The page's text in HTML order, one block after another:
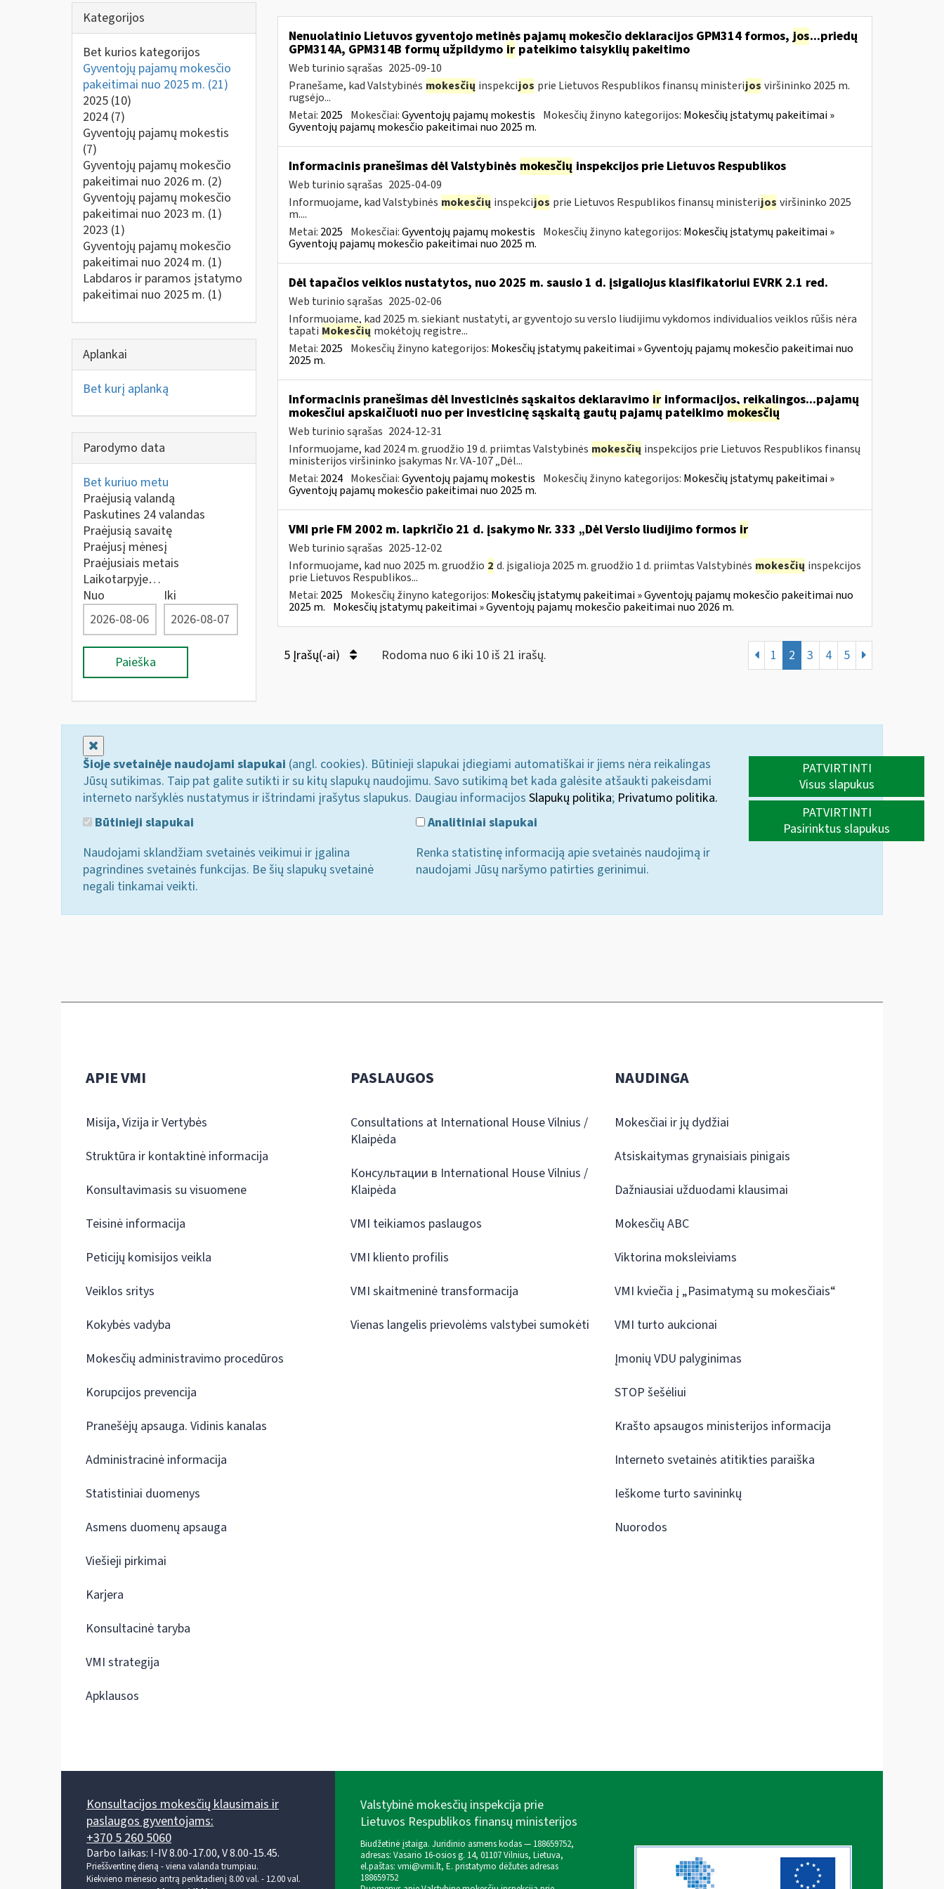
Kategorijos
Bet kurios kategorijos
Gyventojų pajamų mokesčio
pakeitimai nuo 2025 m. (21)
2025 (10)
2024 (7)
Gyventojų pajamų mokestis
(7)
Gyventojų pajamų mokesčio
pakeitimai nuo 2026 m. (2)
Gyventojų pajamų mokesčio
pakeitimai nuo 2023 m. (1)
2023 (1)
Gyventojų pajamų mokesčio
pakeitimai nuo 2024 m. (1)
Labdaros ir paramos įstatymo
pakeitimai nuo 2025 m. (1)
Aplankai
Bet kurį aplanką
Parodymo data
Bet kuriuo metu
Praėjusią valandą
Paskutines 24 valandas
Praėjusią savaitę
Praėjusį mėnesį
Praėjusiais metais
Laikotarpyje…
Nuo
Iki
Paieška
Nenuolatinio Lietuvos gyventojo metinės pajamų mokesčio deklaracijos GPM314 formos, jos...priedų
GPM314A, GPM314B formų užpildymo irpateikimo taisyklių pakeitimo
Web turinio sąrašas 2025-09-10
Pranešame, kad Valstybinės mokesčių inspekcijos prie Lietuvos Respublikos finansų ministerijos viršininko 2025 m.
rugsėjo...
Metai: 2025 Mokesčiai:Gyventojų pajamų mokestis Mokesčių žinyno kategorijos: Mokesčių įstatymų pakeitimai »
Gyventojų pajamų mokesčio pakeitimai nuo 2025 m.
Informacinis pranešimas dėl Valstybinės mokesčių inspekcijos prie Lietuvos Respublikos
Web turinio sąrašas 2025-04-09
Informuojame, kad Valstybinės mokesčių inspekcijos prie Lietuvos Respublikos finansų ministerijos viršininko 2025
m....
Metai: 2025 Mokesčiai:Gyventojų pajamų mokestis Mokesčių žinyno kategorijos: Mokesčių įstatymų pakeitimai »
Gyventojų pajamų mokesčio pakeitimai nuo 2025 m.
Dėl tapačios veiklos nustatytos, nuo 2025 m. sausio 1 d. įsigaliojus klasifikatoriui EVRK 2.1 red.
Web turinio sąrašas 2025-02-06
Informuojame, kad 2025 m. siekiant nustatyti, ar gyventojo su verslo liudijimu vykdomos individualios veiklos rūšis nėra
tapati Mokesčių mokėtojų registre...
Metai: 2025 Mokesčių žinyno kategorijos: Mokesčių įstatymų pakeitimai » Gyventojų pajamų mokesčio pakeitimai nuo
2025 m.
Informacinis pranešimas dėl Investicinės sąskaitos deklaravimo irinformacijos, reikalingos...pajamų
mokesčiui apskaičiuoti nuo per investicinę sąskaitą gautų pajamų pateikimo mokesčių
Web turinio sąrašas 2024-12-31
Informuojame, kad 2024 m. gruodžio 19 d. priimtas Valstybinės mokesčių inspekcijos prie Lietuvos Respublikos finansų
ministerijos viršininko įsakymas Nr. VA-107 „Dėl...
Metai: 2024 Mokesčiai:Gyventojų pajamų mokestis Mokesčių žinyno kategorijos: Mokesčių įstatymų pakeitimai »
Gyventojų pajamų mokesčio pakeitimai nuo 2025 m.
VMI prie FM 2002 m. lapkričio 21 d. įsakymo Nr. 333 „Dėl Verslo liudijimo formos ir
Web turinio sąrašas 2025-12-02
Informuojame, kad nuo 2025 m. gruodžio 2 d. įsigalioja 2025 m. gruodžio 1 d. priimtas Valstybinės mokesčių inspekcijos
prie Lietuvos Respublikos...
Metai: 2025 Mokesčių žinyno kategorijos: Mokesčių įstatymų pakeitimai » Gyventojų pajamų mokesčio pakeitimai nuo
2025 m. Mokesčių įstatymų pakeitimai » Gyventojų pajamų mokesčio pakeitimai nuo 2026 m.
5 Įrašų(-ai) Rodoma nuo 6 iki 10 iš 21 irašų. 1 2 3 4 5
Šioje svetainėje naudojami slapukai (angl. cookies). Būtinieji slapukai įdiegiami automatiškai ir jiems nėra reikalingas
Jūsų sutikimas. Taip pat galite sutikti ir su kitų slapukų naudojimu. Savo sutikimą bet kada galėsite atšaukti pakeisdami
interneto naršyklės nustatymus ir ištrindami įrašytus slapukus. Daugiau informacijos Slapukų politika; Privatumo politika.
Būtinieji slapukai
Naudojami sklandžiam svetainės veikimui ir įgalina
pagrindines svetainės funkcijas. Be šių slapukų svetainė
negali tinkamai veikti.
Analitiniai slapukai
Renka statistinę informaciją apie svetainės naudojimą ir
naudojami Jūsų naršymo patirties gerinimui.
PATVIRTINTI
Visus slapukus
PATVIRTINTI
Pasirinktus slapukus
APIE VMI
Misija, Vizija ir Vertybės
Struktūra ir kontaktinė informacija
Konsultavimasis su visuomene
Teisinė informacija
Peticijų komisijos veikla
Veiklos sritys
Kokybės vadyba
Mokesčių administravimo procedūros
Korupcijos prevencija
Pranešėjų apsauga. Vidinis kanalas
Administracinė informacija
Statistiniai duomenys
Asmens duomenų apsauga
Viešieji pirkimai
Karjera
Konsultacinė taryba
VMI strategija
Apklausos
PASLAUGOS
Consultations at International House Vilnius /
Klaipėda
Консультации в International House Vilnius /
Klaipėda
VMI teikiamos paslaugos
VMI kliento profilis
VMI skaitmeninė transformacija
Vienas langelis prievolėms valstybei sumokėti
NAUDINGA
Mokesčiai ir jų dydžiai
Atsiskaitymas grynaisiais pinigais
Dažniausiai užduodami klausimai
Mokesčių ABC
Viktorina moksleiviams
VMI kviečia į „Pasimatymą su mokesčiais“
VMI turto aukcionai
Įmonių VDU palyginimas
STOP šešėliui
Krašto apsaugos ministerijos informacija
Interneto svetainės atitikties paraiška
Ieškome turto savininkų
Nuorodos
Konsultacijos mokesčių klausimais ir
paslaugos gyventojams:
+370 5 260 5060
Darbo laikas: I-IV 8.00-17.00, V 8.00-15.45.
Prieššventinę dieną - viena valanda trumpiau.
Kiekvieno mėnesio antrą penktadienį 8.00 val. - 12.00 val.
Valstybinė mokesčių inspekcija prie
Lietuvos Respublikos finansų ministerijos
Biudžetinė įstaiga. Juridinio asmens kodas — 188659752,
adresas: Vasario 16-osios g. 14, 01107 Vilnius, Lietuva,
el.paštas: vmi@vmi.lt, E. pristatymo dėžutės adresas
188659752